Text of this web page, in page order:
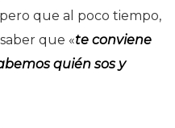
que al poco tiempo,
que «te conviene
quién sos y